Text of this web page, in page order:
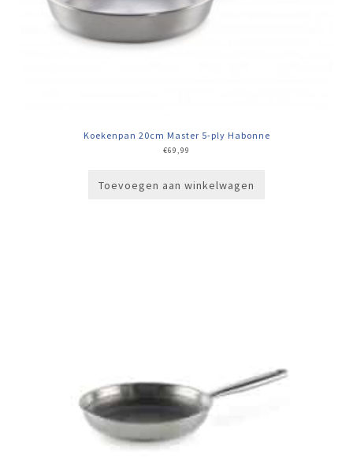
Koekenpan 20cm Master 5-ply Habonne
€69,99
Toevoegen aan winkelwagen